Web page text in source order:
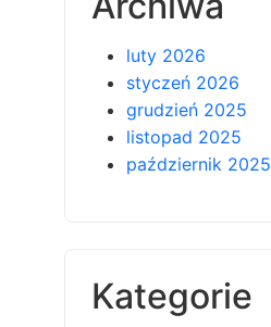
luty 2026
styczeń 2026
grudzień 2025
listopad 2025
październik 2025
Kategorie